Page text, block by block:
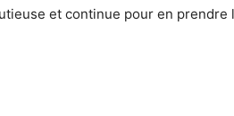
et continue pour en prendre